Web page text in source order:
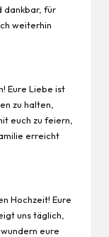
dankbar, für
weiterhin
Eure Liebe ist
zu halten,
euch zu feiern,
erreicht
Hochzeit! Eure
unstäglich
eure